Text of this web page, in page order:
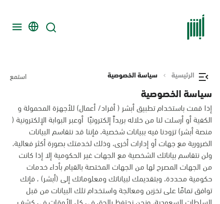
الرئيسية سياسة الخصوصية استمع
سياسة الخصوصية
إذا قمت باستخدام تطبيق أبشر ( أفراد/ أعمال) للأجهزة المحمولة و
الكفية أو أرسلت لنا من خلاله بريداً إلكترونيًا أوعبر البوابة الإلكترونية (
منصة أبشر) تزودنا فيه ببيانات شخصية، فإننا قد نتقاسم البيانات
الضرورية مع جهات أو إدارات أخرى، وذلك لخدمتك بصورة أكثر فعالية،
ولن نتقاسم بياناتك الشخصية مع الجهات غير الحكومية إلا إذا كانت
من الجهات المصرح لها من الجهات المختصة بالقيام بأداء خدمات
حكومية محددة، وبتقديمك لبياناتك ومعلوماتك إلى (أبشر) ، فإنك
توافق تمامًا على تخزين ومعالجة واستخدام تلك البيانات من قبل
السلطات السعودية، ونحن نحتفظ بالحق في كل الأوقات في كشف